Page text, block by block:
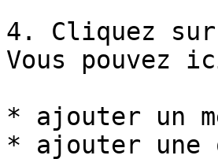
4. Cliquez
Vous pouvez
* ajouter un
* ajouter une